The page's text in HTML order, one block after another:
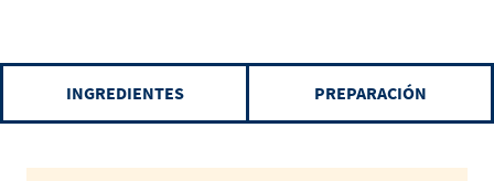
INGREDIENTES PREPARACIÓN